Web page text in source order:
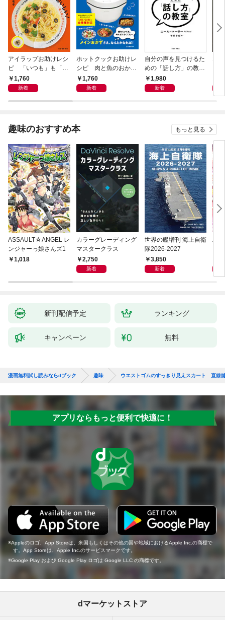
アイラップお助けレシ
ピ 「いつも」も「も
しも」もおいしい！
1,760
新着
ホットクックお助けレ
シピ 肉と魚のおか
ず 少ない材料＆調味
料で、あとはスイッチ
1,760
新着
自分の声を見つけるた
めの「話し方」の教
室 Ｏｒａｃｙ（オラ
シー）
1,980
新着
な
趣味のおすすめ本 もっと見る
ASSAULT☆ANGEL レ
ンジャーっ娘さんズ1
1,018
カラーグレーディング
マスタークラス
2,750
新着
世界の艦増刊 海上自衛
隊2026-2027
3,850
新着
ハ
新刊配信予定 ランキング
キャンペーン 無料
漫画無料試し読みならdブック 趣味 ウエストゴムのすっきり見えスカート 直線
アプリならもっと便利で快適に！
Appleのロゴ、App Storeは、米国もしくはその他の国や地域におけるApple Inc.の商標で
す。App Storeは、Apple Inc.のサービスマークです。
Google Play および Google Play ロゴは Google LLC の商標です。
dマーケットストア